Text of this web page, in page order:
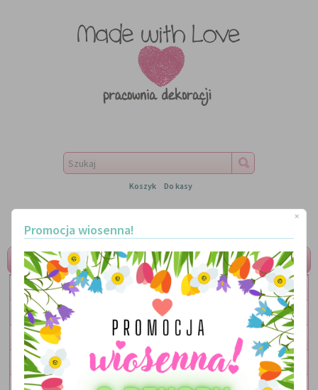
Koszyk Do kasy
MENU
LITERKI
TABLICZKI
OBRAZKI
LAMPKI
DEKORACJE
×
Promocja wiosenna!